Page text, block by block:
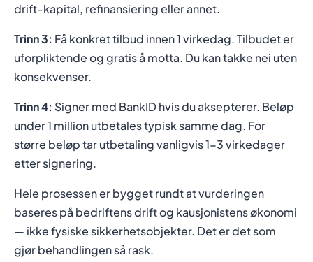
drift-kapital, refinansiering eller annet.
Trinn 3: Få konkret tilbud innen 1 virkedag. Tilbudet er
uforpliktende og gratis å motta. Du kan takke nei uten
konsekvenser.
Trinn 4: Signer med BankID hvis du aksepterer. Beløp
under 1 million utbetales typisk samme dag. For
større beløp tar utbetaling vanligvis 1-3 virkedager
etter signering.
Hele prosessen er bygget rundt at vurderingen
baseres på bedriftens drift og kausjonistens økonomi
— ikke fysiske sikkerhetsobjekter. Det er det som
gjør behandlingen så rask.